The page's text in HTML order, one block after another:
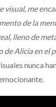
visual, me
de la
lleno de
de Alicia en
nunca